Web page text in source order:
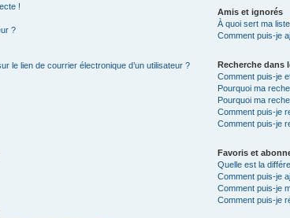
!
?
le lien de courrier électronique d’un utilisateur ?
Amis et ignorés
À quoi sert ma
Comment puis-je
Recherche dans
Comment puis-je
Pourquoi ma
Pourquoi ma
Comment puis-je
Comment puis-je
Favoris et
Quelle est la
Comment puis-je
Comment puis-je
Comment puis-je